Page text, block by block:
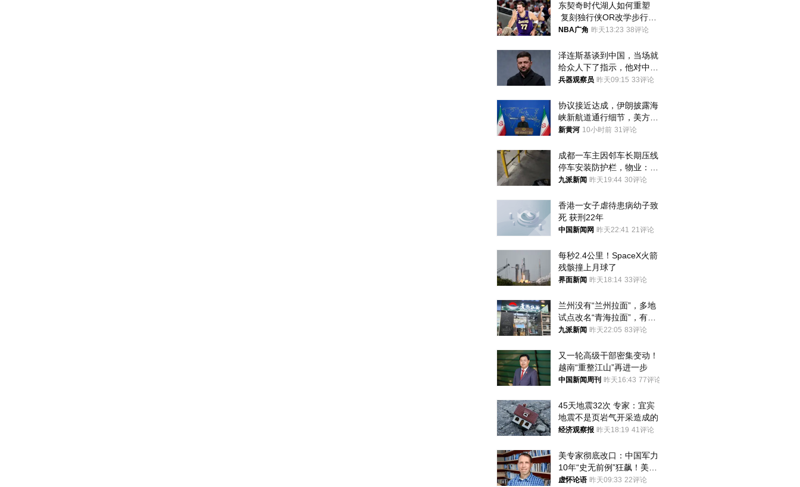
东契奇时代湖人如何重塑
复刻独行侠OR改学步行
者？
NBA广角 昨天13:23 38评论
泽连斯基谈到中国，当场就
给众人下了指示，他对中国
和中乌关系，显然又有了新
兵器观察员 昨天09:15 33评论
协议接近达成，伊朗披露海
峡新航道通行细节，美方再
提“倒计时”
新黄河 10小时前 31评论
成都一车主因邻车长期压线
停车安装防护栏，物业：不
建议装护栏，也会影响自身
九派新闻 昨天19:44 30评论
香港一女子虐待患病幼子致
死 获刑22年
中国新闻网 昨天22:41 21评论
每秒2.4公里！SpaceX火箭
残骸撞上月球了
界面新闻 昨天18:14 33评论
兰州没有“兰州拉面”，多地
试点改名“青海拉面”，有商
家改名已两年
九派新闻 昨天22:05 83评论
又一轮高级干部密集变动！
越南“重整江山”再进一步
中国新闻周刊 昨天16:43 77评论
45天地震32次 专家：宜宾
地震不是页岩气开采造成的
经济观察报 昨天18:19 41评论
美专家彻底改口：中国军力
10年“史无前例”狂飙！美军
真慌了
虚怀论语 昨天09:33 22评论